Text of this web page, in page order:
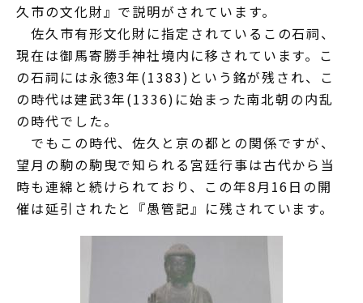
久市の文化財』で説明がされています。
佐久市有形文化財に指定されているこの石祠、
現在は御馬寄勝手神社境内に移されています。こ
の石祠には永徳3年(1383)という銘が残され、こ
の時代は建武3年(1336)に始まった南北朝の内乱
の時代でした。
でもこの時代、佐久と京の都との関係ですが、
望月の駒の駒曳で知られる宮廷行事は古代から当
時も連綿と続けられており、この年8月16日の開
催は延引されたと『愚管記』に残されています。